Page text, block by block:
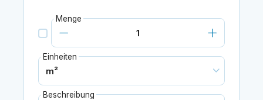
Menge
Einheiten
Beschreibung